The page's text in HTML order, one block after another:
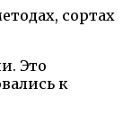
сортах
Это
к